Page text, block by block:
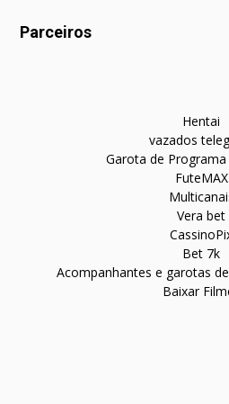
Parceiros
Hentai
vazados
Garota de
FuteMAX
Vera bet
Bet 7k
Acompanhantes e garotas
Baixar